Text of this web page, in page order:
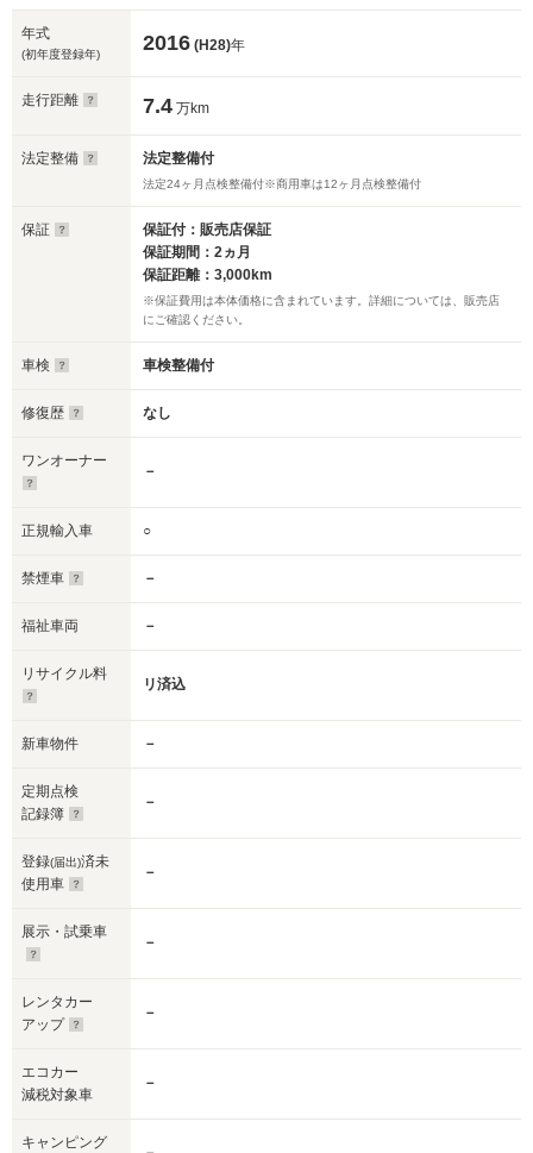
年式
(初年度登録年) 2016 (H28)年
走行距離 7.4 万km
法定整備 法定整備付
法定24ヶ月点検整備付※商用車は12ヶ月点検整備付
保証
保証付：販売店保証
保証期間：2ヵ月
保証距離：3,000km
※保証費用は本体価格に含まれています。詳細については、販売店
にご確認ください。
車検 車検整備付
修復歴 なし
ワンオーナー
－
正規輸入車 ○
禁煙車 －
福祉車両 －
リサイクル料
リ済込
新車物件 －
定期点検
記録簿
－
登録(届出)済未
使用車
－
展示・試乗車
－
レンタカー
アップ
－
エコカー
減税対象車
－
キャンピング